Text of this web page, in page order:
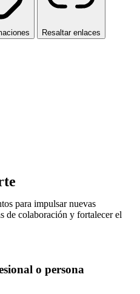
Resaltar enlaces
para impulsar nuevas
de colaboración y fortalecer el
o persona